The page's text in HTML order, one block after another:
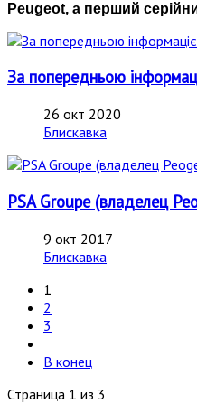
Peugeot, а перший
За попередньою
26 окт 2020
Блискавка
PSA Groupe (владелец
9 окт 2017
Блискавка
1
2
3
В конец
Страница 1 из 3